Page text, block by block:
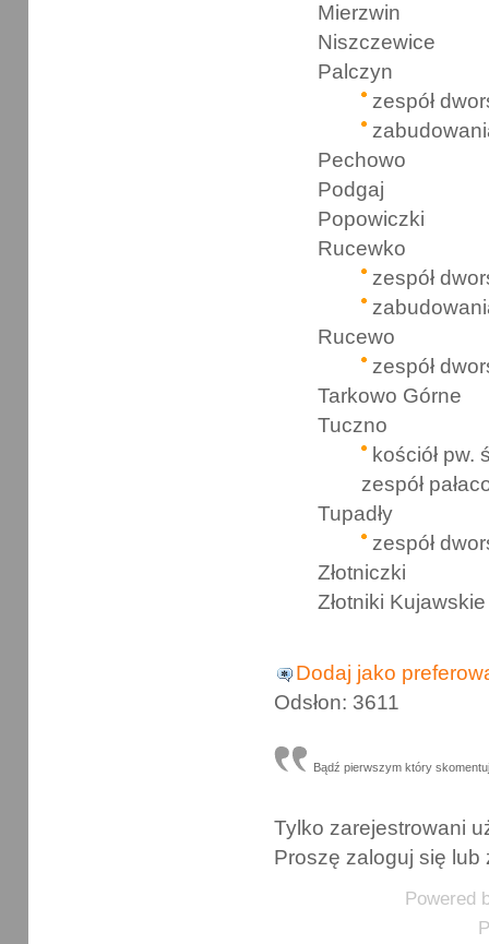
Mierzwin
Niszczewice
Palczyn
zespół
Pechowo
Podgaj
Popowiczki
Rucewko
zespół
Rucewo
zespół
Tarkowo Górne
Tuczno
kościół pw.
zespół
Tupadły
zespół
Złotniczki
Złotniki Kujawskie
Dodaj jako
Odsłon: 3611
Bądź pierwszym który
Tylko zarejestrowani
Proszę zaloguj się lub
Powered